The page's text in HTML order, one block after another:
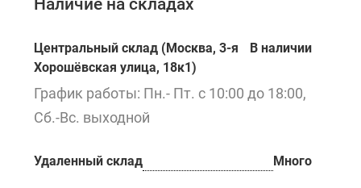
Наличие на складах
Центральный склад (Москва, 3-я
Хорошёвская улица, 18к1)
В наличии
График работы: Пн.- Пт. с 10:00 до 18:00,
Сб.-Вс. выходной
Удаленный склад Много